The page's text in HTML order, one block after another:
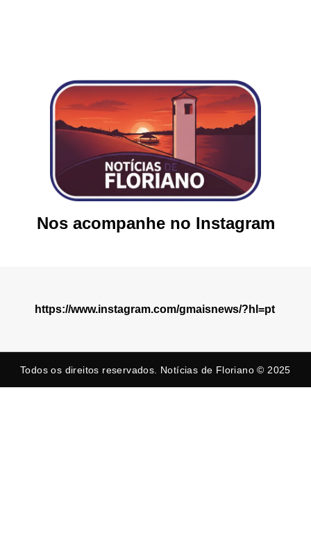
Nos acompanhe no Instagram
https://www.instagram.com/gmaisnews/?hl=pt
Todos os direitos reservados. Notícias de Floriano © 2025